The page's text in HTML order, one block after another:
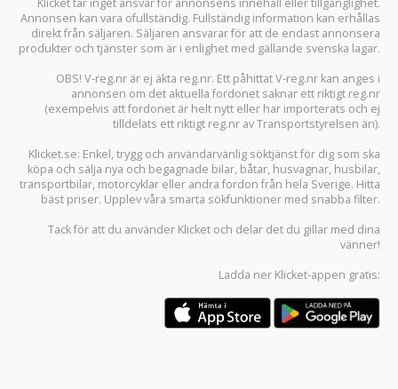
Annonsen kan vara ofullständig. Fullständig information kan erhållas
direkt från säljaren. Säljaren ansvarar för att de endast annonsera
produkter och tjänster som är i enlighet med gällande svenska lagar.
OBS! V-reg.nr är ej äkta reg.nr. Ett påhittat V-reg.nr kan anges i
annonsen om det aktuella fordonet saknar ett riktigt reg.nr
(exempelvis att fordonet är helt nytt eller har importerats och ej
tilldelats ett riktigt reg.nr av Transportstyrelsen än).
Klicket.se: Enkel, trygg och användarvänlig söktjänst för dig som ska
köpa och sälja nya och begagnade bilar, båtar, husvagnar, husbilar,
transportbilar, motorcyklar eller andra fordon från hela Sverige. Hitta
bäst priser. Upplev våra smarta sökfunktioner med snabba filter.
Tack för att du använder Klicket och delar det du gillar med dina
vänner!
Ladda ner Klicket-appen gratis: